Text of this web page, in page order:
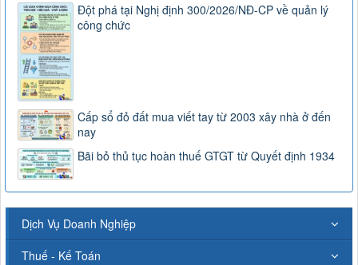
Đột phá tại Nghị định 300/2026/NĐ-CP về quản lý
công chức
Cấp sổ đỏ đất mua viết tay từ 2003 xây nhà ở đến
nay
Bãi bỏ thủ tục hoàn thuế GTGT từ Quyết định 1934
Dịch Vụ Doanh Nghiệp
Thuế - Kế Toán